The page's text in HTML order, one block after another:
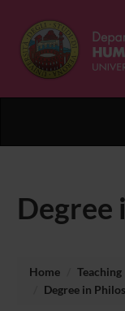
Degree
Home Teaching
Degree in